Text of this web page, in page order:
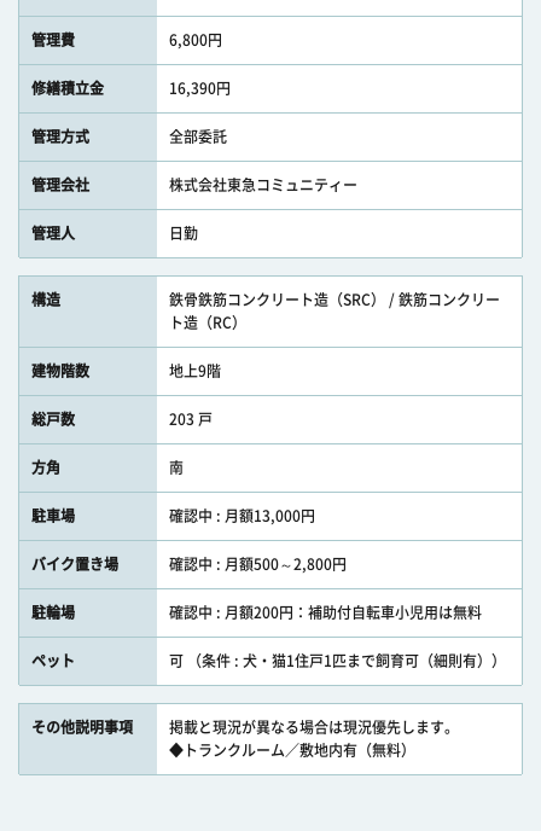
管理費 6,800円
修繕積立金 16,390円
管理方式 全部委託
管理会社 株式会社東急コミュニティー
管理人 日勤
構造
鉄骨鉄筋コンクリート造（SRC） / 鉄筋コンクリー
ト造（RC）
建物階数 地上9階
総戸数 203 戸
方角 南
駐車場 確認中 : 月額13,000円
バイク置き場 確認中 : 月額500～2,800円
駐輪場 確認中 : 月額200円：補助付自転車小児用は無料
ペット 可 （条件 : 犬・猫1住戸1匹まで飼育可（細則有））
その他説明事項
掲載と現況が異なる場合は現況優先します。
◆トランクルーム／敷地内有（無料）